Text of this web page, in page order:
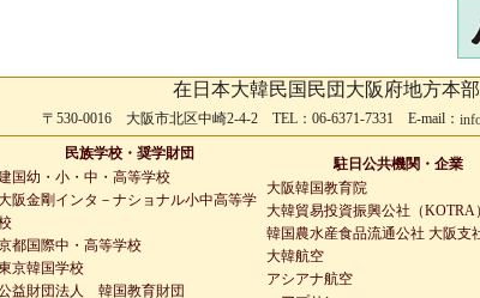
在日本大韓民国民団大阪府地方本部
〒530-0016 大阪市北区中崎2-4-2 TEL：06-6371-7331 E-mail：
民族学校・奨学財団
国幼・小・中・高等学校
阪金剛インタ－ナショナル小中高等学
都国際中・高等学校
京韓国学校
益財団法人 韓国教育財団
駐日公共機関・企業
大阪韓国教育院
大韓貿易投資振興公社（KOTRA）
韓国農水産食品流通公社 大阪支
大韓航空
アシアナ航空